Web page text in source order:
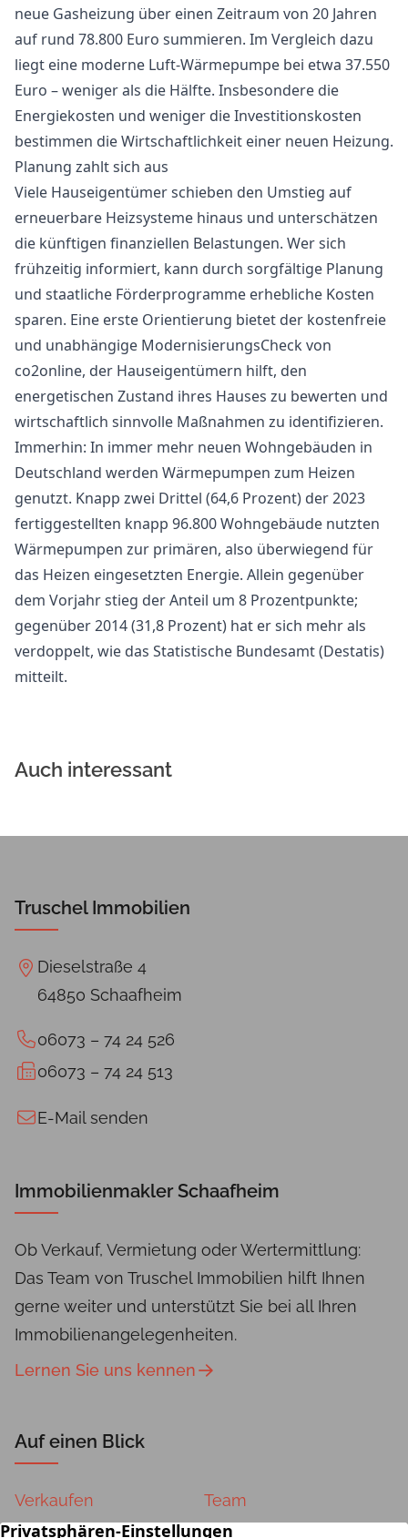
neue Gasheizung über einen Zeitraum von 20 Jahren
auf rund 78.800 Euro summieren. Im Vergleich dazu
liegt eine moderne Luft-Wärmepumpe bei etwa 37.550
Euro – weniger als die Hälfte. Insbesondere die
Energiekosten und weniger die Investitionskosten
bestimmen die Wirtschaftlichkeit einer neuen Heizung.
Planung zahlt sich aus
Viele Hauseigentümer schieben den Umstieg auf
erneuerbare Heizsysteme hinaus und unterschätzen
die künftigen finanziellen Belastungen. Wer sich
frühzeitig informiert, kann durch sorgfältige Planung
und staatliche Förderprogramme erhebliche Kosten
sparen. Eine erste Orientierung bietet der kostenfreie
und unabhängige ModernisierungsCheck von
co2online, der Hauseigentümern hilft, den
energetischen Zustand ihres Hauses zu bewerten und
wirtschaftlich sinnvolle Maßnahmen zu identifizieren.
Immerhin: In immer mehr neuen Wohngebäuden in
Deutschland werden Wärmepumpen zum Heizen
genutzt. Knapp zwei Drittel (64,6 Prozent) der 2023
fertiggestellten knapp 96.800 Wohngebäude nutzten
Wärmepumpen zur primären, also überwiegend für
das Heizen eingesetzten Energie. Allein gegenüber
dem Vorjahr stieg der Anteil um 8 Prozentpunkte;
gegenüber 2014 (31,8 Prozent) hat er sich mehr als
verdoppelt, wie das Statistische Bundesamt (Destatis)
mitteilt.
Auch interessant
Truschel Immobilien
Dieselstraße 4
64850 Schaafheim
06073 – 74 24 526
06073 – 74 24 513
E-Mail senden
Immobilienmakler Schaafheim
Ob Verkauf, Vermietung oder Wertermittlung:
Das Team von Truschel Immobilien hilft Ihnen
gerne weiter und unterstützt Sie bei all Ihren
Immobilienangelegenheiten.
Lernen Sie uns kennen
Auf einen Blick
Verkaufen Team